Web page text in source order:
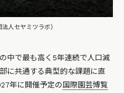
人セヤミツラボ）
中で最も高く5年連続で人口減
に共通する典型的な課題に直
年に開催予定の国際園芸博覧